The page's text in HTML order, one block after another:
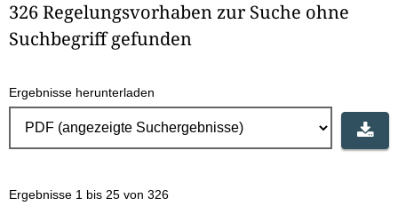
326 Regelungsvorhaben zur Suche ohne
Suchbegriff gefunden
Ergebnisse herunterladen
Ergebnisse 1 bis 25 von 326